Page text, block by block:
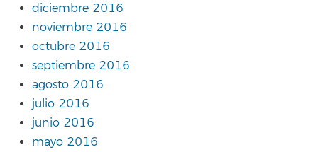
diciembre 2016
noviembre 2016
octubre 2016
septiembre 2016
agosto 2016
julio 2016
junio 2016
mayo 2016